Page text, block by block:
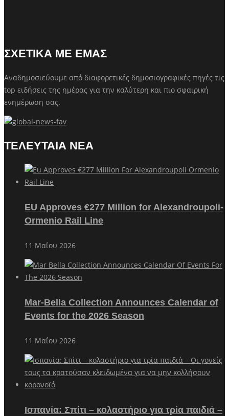
ΣΧΕΤΙΚΑ ΜΕ ΕΜΑΣ
Αναδημοσιεύουμε από διαφορετικές δημοσιογραφικές πηγές τις
top ειδήσεις της ημέρας για την καλύτερη και πιο σφαιρική
ενημέρωση σας.
ΤΕΛΕΥΤΑΙΑ ΝΕΑ
EU Approves €277 Million for Alexandroupoli-
Ormenio Rail Line
11 Μαΐου 2026
Mar-Bella Collection Announces Calendar of
Events for the 2026 Season
11 Μαΐου 2026
Ισπανία: Σπίτι – κολαστήριο για τρία παιδιά –